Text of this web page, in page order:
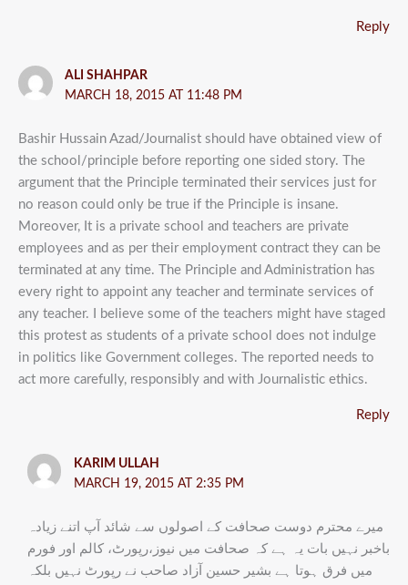
Reply
ALI SHAHPAR
MARCH 18, 2015 AT 11:48 PM
Bashir Hussain Azad/Journalist should have obtained view of
the school/principle before reporting one sided story. The
argument that the Principle terminated their services just for
no reason could only be true if the Principle is insane.
Moreover, It is a private school and teachers are private
employees and as per their employment contract they can be
terminated at any time. The Principle and Administration has
every right to appoint any teacher and terminate services of
any teacher. I believe some of the teachers might have staged
this protest as students of a private school does not indulge
in politics like Government colleges. The reported needs to
act more carefully, responsibly and with Journalistic ethics.
Reply
KARIM ULLAH
MARCH 19, 2015 AT 2:35 PM
میرے محترم دوست صحافت کے اصولوں سے شائد آپ اتنے زیادہ
باخبر نہیں بات یہ ہے کہ صحافت میں نیوز،رپورٹ، کالم اور فورم
میں فرق ہوتا ہے بشیر حسین آزاد صاحب نے رپورٹ نہیں بلکہ